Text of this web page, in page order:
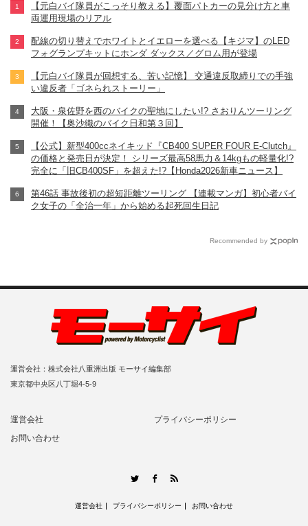
【元白バイ隊員がこっそり教える】覆面パトカーの見分け方と車
両運用現場のリアル
配線の切り替えでホワイトとイエローを選べる【キジマ】のLED
フォグランプキットにホンダ ダックス／グロム用が登場
【元白バイ隊員が回想する、苦い記憶】 交通違反取締りでの手強
い違反者「ゴネられストーリー」
大阪・泉佐野を西のバイクの聖地にしたい!? さおりんツーリング
開催！【奥沙織のバイク日和第３回】
【公式】新型400ccネイキッド『CB400 SUPER FOUR E-Clutch』
の価格と発売日が決定！ シリーズ最高58馬力＆14kgもの軽量化!?
完全に「旧CB400SF」を超えた!?【Honda2026新車ニュース】
第46話 事故後初の超短距離ツーリング 【連載マンガ】初心者バイ
ク女子の「全治一年」から始める起死回生日記
Recommended by
運営会社：株式会社八重洲出版 モーサイ編集部
東京都中央区八丁堀4-5-9
運営会社
プライバシーポリシー
お問い合わせ
TwitterFacebook
運営会社 プライバシーポリシー お問い合わせ